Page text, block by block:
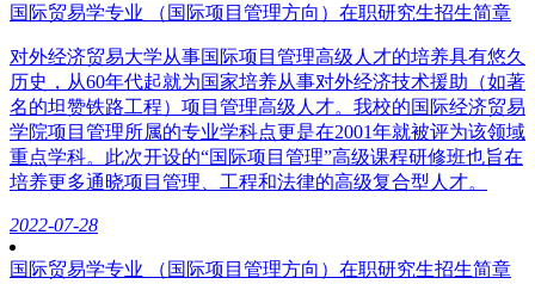
国际贸易学专业 （国际项目管理方向）在职研究生招生简章
对外经济贸易大学从事国际项目管理高级人才的培养具有悠久
历史，从60年代起就为国家培养从事对外经济技术援助（如著
名的坦赞铁路工程）项目管理高级人才。我校的国际经济贸易
学院项目管理所属的专业学科点更是在2001年就被评为该领域
重点学科。此次开设的“国际项目管理”高级课程研修班也旨在
培养更多通晓项目管理、工程和法律的高级复合型人才。
2022-07-28
国际贸易学专业 （国际项目管理方向）在职研究生招生简章